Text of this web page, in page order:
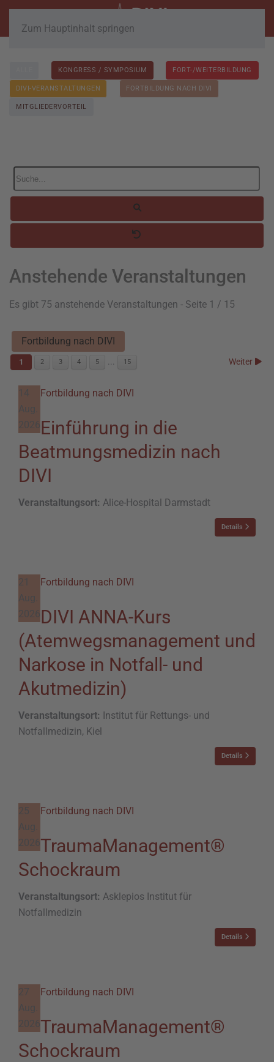
Zum Hauptinhalt springen
KONGRESS / SYMPOSIUM FORT-/WEITERBILDUNG
DIVI-VERANSTALTUNGEN FORTBILDUNG NACH DIVI
MITGLIEDERVORTEIL
Suche...
Anstehende Veranstaltungen
Es gibt 75 anstehende Veranstaltungen - Seite 1 / 15
Fortbildung nach DIVI
1 2 3 4 5 15 Weiter
14
Aug.
2026
Fortbildung nach DIVI
Einführung in die
Beatmungsmedizin nach
DIVI
Veranstaltungsort: Alice-Hospital Darmstadt
Details
21
Aug.
2026
Fortbildung nach DIVI
DIVI ANNA-Kurs
(Atemwegsmanagement und
Narkose in Notfall- und
Akutmedizin)
Veranstaltungsort: Institut für Rettungs- und
Notfallmedizin, Kiel
Details
25
Aug.
2026
Fortbildung nach DIVI
TraumaManagement®
Schockraum
Veranstaltungsort: Asklepios Institut für
Notfallmedizin
Details
27
Aug.
2026
Fortbildung nach DIVI
TraumaManagement®
Schockraum